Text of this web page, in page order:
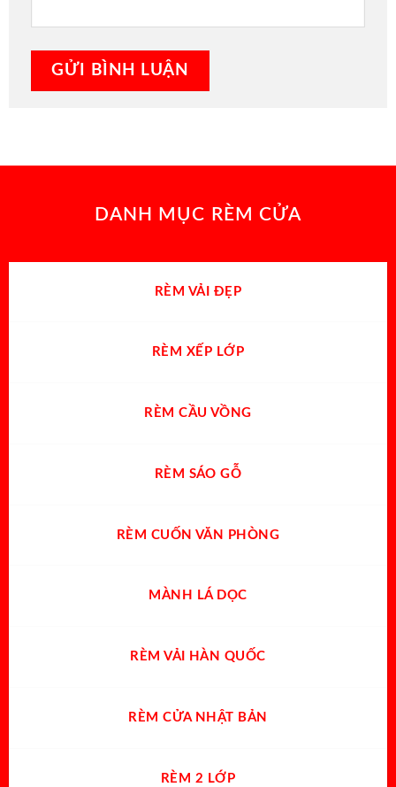
DANH MỤC RÈM CỬA
RÈM VẢI ĐẸP
RÈM XẾP LỚP
RÈM CẦU VỒNG
RÈM SÁO GỖ
RÈM CUỐN VĂN PHÒNG
MÀNH LÁ DỌC
RÈM VẢI HÀN QUỐC
RÈM CỬA NHẬT BẢN
RÈM 2 LỚP